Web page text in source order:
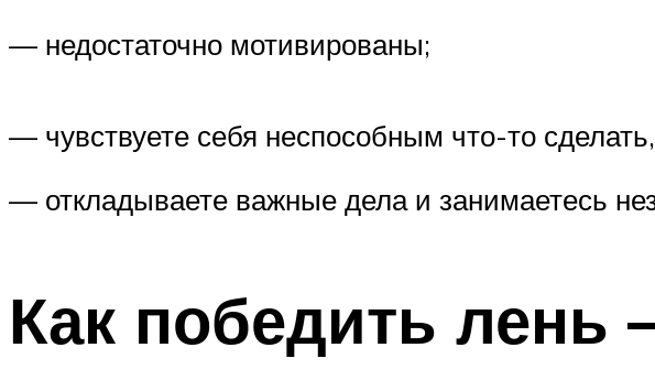
— недостаточно мотивированы;
— чувствуете себя неспособным что-то
— откладываете важные дела и занимаетесь
Как победить лень